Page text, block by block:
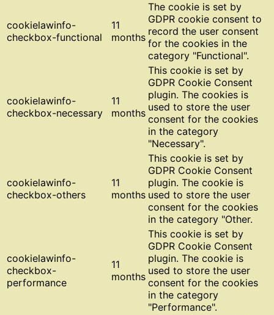
cookielawinfo-
checkbox-functional
11
months
The cookie is set by
GDPR cookie consent to
record the user consent
for the cookies in the
category "Functional".
cookielawinfo-
checkbox-necessary
11
months
This cookie is set by
GDPR Cookie Consent
plugin. The cookies is
used to store the user
consent for the cookies
in the category
"Necessary".
cookielawinfo-
checkbox-others
11
months
This cookie is set by
GDPR Cookie Consent
plugin. The cookie is
used to store the user
consent for the cookies
in the category "Other.
cookielawinfo-
checkbox-
performance
11
months
This cookie is set by
GDPR Cookie Consent
plugin. The cookie is
used to store the user
consent for the cookies
in the category
"Performance".